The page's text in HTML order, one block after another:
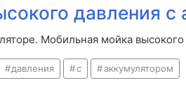
давления с
Мобильная мойка
давления с аккумулятором